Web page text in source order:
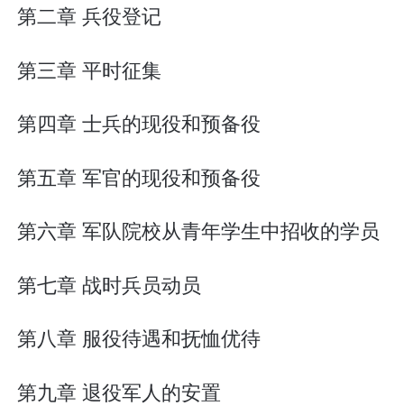
第二章 兵役登记
第三章 平时征集
第四章 士兵的现役和预备役
第五章 军官的现役和预备役
第六章 军队院校从青年学生中招收的学员
第七章 战时兵员动员
第八章 服役待遇和抚恤优待
第九章 退役军人的安置